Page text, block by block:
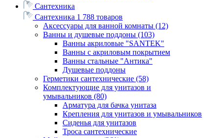
Сантехника
Сантехника 1 788 товаров
Аксессуары для ванной комнаты (12)
Ванны и душевые поддоны (103)
Ванны акриловые "SANTEK"
Ванны с акриловым покрытием
Ванны стальные "Антика"
Душевые поддоны
Герметики сантехнические (58)
Комплектующие для унитазов и
умывальников (80)
Арматура для бачка унитаза
Крепления для унитазов и умывальников
Сиденья для унитазов
Троса сантехнические